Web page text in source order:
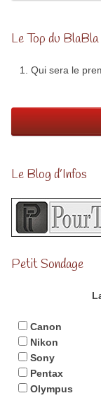
Le Top du BlaBla
Qui sera le
Le Blog d’Infos
Petit Sondage
Canon
Nikon
Sony
Pentax
Olympus